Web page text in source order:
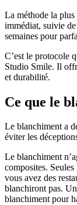
La méthode la
immédiat, suivie
semaines pour
C’est le protocole
Studio Smile. Il
et durabilité.
Ce que le
Le blanchiment a
éviter les
Le blanchiment
composites.
vous avez des
blanchiront pas.
blanchiment pour